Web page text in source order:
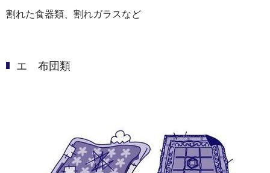
割れた食器類、割れガラスなど
エ 布団類